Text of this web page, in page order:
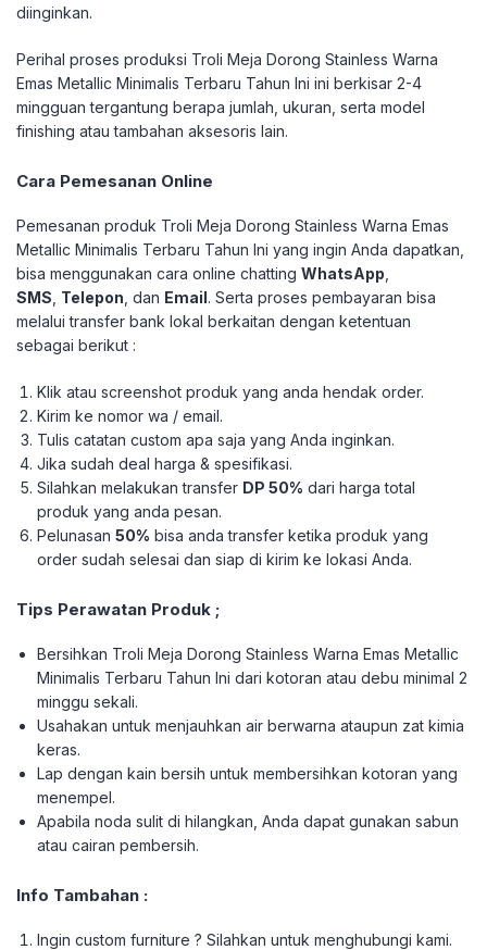
diinginkan.
Perihal proses produksi Troli Meja Dorong Stainless Warna
Emas Metallic Minimalis Terbaru Tahun Ini ini berkisar 2-4
mingguan tergantung berapa jumlah, ukuran, serta model
finishing atau tambahan aksesoris lain.
Cara Pemesanan Online
Pemesanan produk Troli Meja Dorong Stainless Warna Emas
Metallic Minimalis Terbaru Tahun Ini yang ingin Anda dapatkan,
bisa menggunakan cara online chatting WhatsApp
SMS Telepon , dan Email. Serta proses pembayaran bisa
melalui transfer bank lokal berkaitan dengan ketentuan
sebagai berikut :
Klik atau screenshot produk yang anda hendak order.
Kirim ke nomor wa / email.
Tulis catatan custom apa saja yang Anda inginkan.
Jika sudah deal harga & spesifikasi.
Silahkan melakukan transfer DP 50% dari harga total
produk yang anda pesan.
Pelunasan50% bisa anda transfer ketika produk yang
order sudah selesai dan siap di kirim ke lokasi Anda.
Tips Perawatan Produk ;
Bersihkan Troli Meja Dorong Stainless Warna Emas Metallic
Minimalis Terbaru Tahun Ini dari kotoran atau debu minimal 2
minggu sekali.
Usahakan untuk menjauhkan air berwarna ataupun zat kimia
keras.
Lap dengan kain bersih untuk membersihkan kotoran yang
menempel.
Apabila noda sulit di hilangkan, Anda dapat gunakan sabun
atau cairan pembersih.
Info Tambahan :
Ingin custom furniture ? Silahkan untuk menghubungi kami.